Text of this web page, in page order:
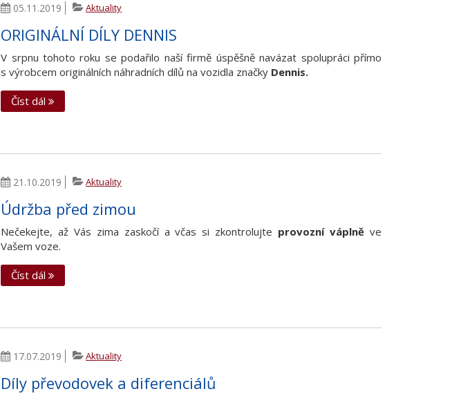
05.11.2019 Aktuality
ORIGINÁLNÍ DÍLY DENNIS
V srpnu tohoto roku se podařilo naší firmě úspěšně navázat spolupráci přímo
s výrobcem originálních náhradních dílů na vozidla značky Dennis.
Číst dál
21.10.2019 Aktuality
Údržba před zimou
Nečekejte, až Vás zima zaskočí a včas si zkontrolujte provozní váplně ve
Vašem voze.
Číst dál
17.07.2019 Aktuality
Díly převodovek a diferenciálů